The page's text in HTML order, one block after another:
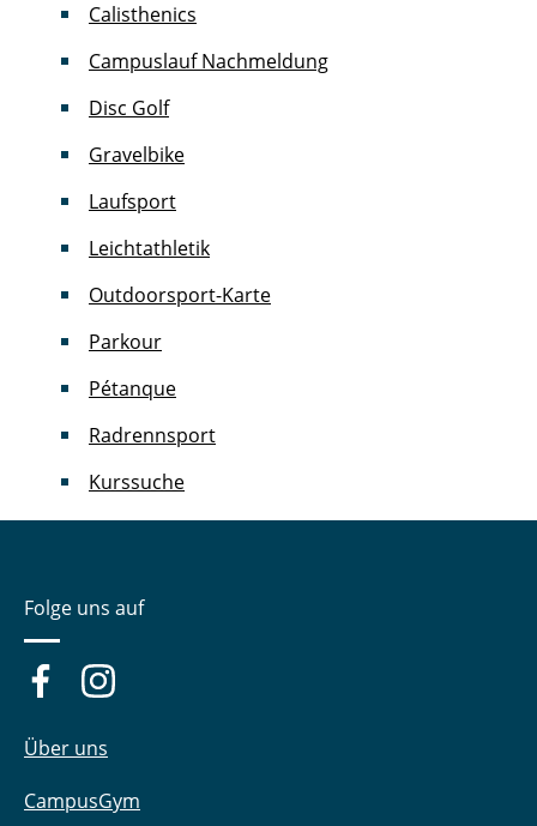
Calisthenics
Campuslauf Nachmeldung
Disc Golf
Gravelbike
Laufsport
Leichtathletik
Outdoorsport-Karte
Parkour
Pétanque
Radrennsport
Kurssuche
Folge uns auf
Über uns
CampusGym